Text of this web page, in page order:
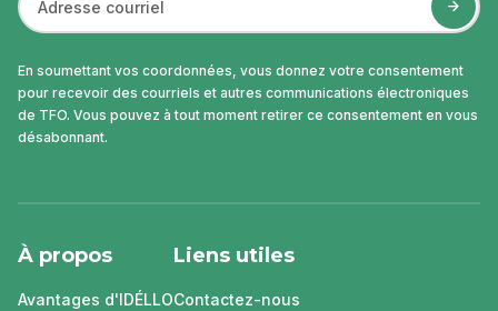
En soumettant vos coordonnées, vous donnez votre consentement
pour recevoir des courriels et autres communications électroniques
de TFO. Vous pouvez à tout moment retirer ce consentement en vous
désabonnant.
À propos
Avantages d'IDÉLLO
Liens utiles
Contactez-nous